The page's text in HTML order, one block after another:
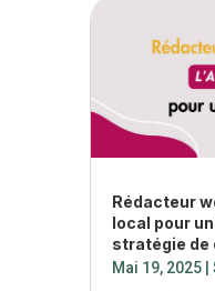
Rédacteur
local pour
stratégie de
Mai 19, 2025|